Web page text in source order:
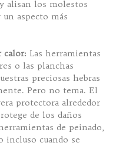
alisan los molestos
aspecto más
calor: Las herramientas
o las planchas
preciosas hebras
Pero no tema. El
protectora alrededor
de los daños
de peinado,
incluso cuando se